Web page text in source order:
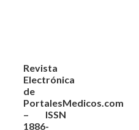
Revista
Electrónica
de
PortalesMedicos.com
– ISSN
1886-